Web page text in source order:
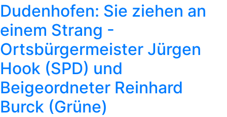
Dudenhofen: Sie ziehen an
einem Strang -
Ortsbürgermeister Jürgen
Hook (SPD) und
Beigeordneter Reinhard
Burck (Grüne)